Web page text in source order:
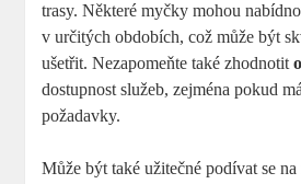
trasy. Některé myčky mohou
v určitých obdobích, což může být
ušetřit. Nezapomeňte také zhodnotit
dostupnost služeb, zejména pokud
požadavky.
Může být také užitečné podívat se na